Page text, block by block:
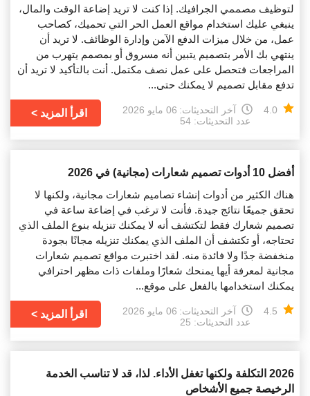
لتوظيف مصممي الجرافيك. إذا كنت لا تريد إضاعة الوقت والمال،
ينبغي عليك استخدام مواقع العمل الحر التي تحميك، كصاحب
عمل، من خلال ميزات الدفع الآمن وإدارة الوظائف. لا تريد أن
ينتهي بك الأمر بتصميم يتبين أنه مسروق أو بمصمم يتهرب من
المراجعات فتحصل على عمل نصف مكتمل. أنت بالتأكيد لا تريد أن
تدفع مقابل تصميم لا يمكنك حتى...
4.0 آخر التحديثات: 06 مايو 2026
عدد التحديثات: 54
اقرأ المزيد
أفضل 10 أدوات تصميم شعارات (مجانية) في 2026
هناك الكثير من أدوات إنشاء تصاميم شعارات مجانية، ولكنها لا
تحقق جميعًا نتائج جيدة. فأنت لا ترغب في إضاعة ساعة في
تصميم شعارك فقط لتكتشف أنه لا يمكنك تنزيله بنوع الملف الذي
تحتاجه، أو تكتشف أن الملف الذي يمكنك تنزيله مجانًا بجودة
منخفضة جدًا ولا فائدة منه. لقد اختبرت مواقع تصميم شعارات
مجانية لمعرفة أيها يمنحك شعارًا وملفات ذات مظهر احترافي
يمكنك استخدامها بالفعل على موقع...
4.5 آخر التحديثات: 06 مايو 2026
عدد التحديثات: 25
اقرأ المزيد
2026 التكلفة ولكنها تغفل الأداء. لذا، قد لا تناسب الخدمة
الرخيصة جميع الأشخاص